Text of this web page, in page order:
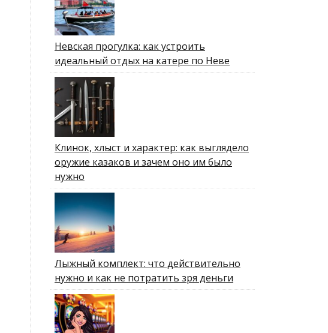
Невская прогулка: как устроить
идеальный отдых на катере по Неве
Клинок, хлыст и характер: как выглядело
оружие казаков и зачем оно им было
нужно
Лыжный комплект: что действительно
нужно и как не потратить зря деньги